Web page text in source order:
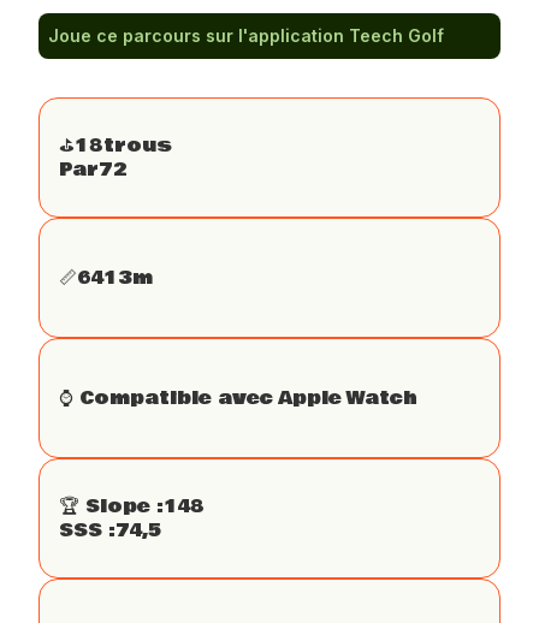
Joue ce parcours sur l'application Teech Golf
⛳️18trous
Par72
📏6413m
⌚️ Compatible avec Apple Watch
🏆 Slope :148
SSS :74,5